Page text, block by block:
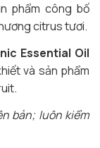
phẩm công bố
citrus tươi.
Essential Oil
và sản phẩm
bản; luôn kiểm